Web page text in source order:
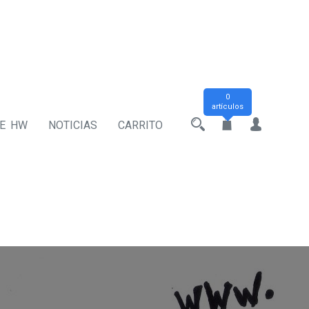
HW NOTICIAS CARRITO
0
artículos